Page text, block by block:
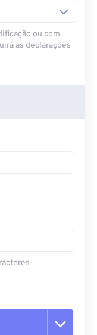
ou com
as declarações